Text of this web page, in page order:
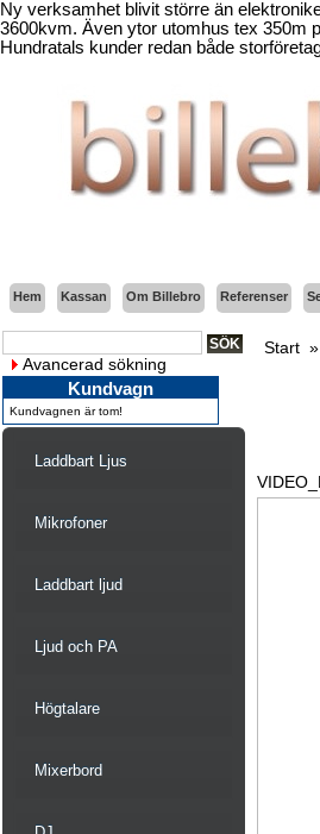
Ny verksamhet blivit större än
3600kvm. Även ytor utomhus tex 350m
Hundratals kunder redan både
Hem Kassan Om Billebro Referenser
Avancerad sökning
Kundvagn
Kundvagnen är tom!
Laddbart Ljus
Mikrofoner
Laddbart ljud
Ljud och PA
Högtalare
Mixerbord
Start »